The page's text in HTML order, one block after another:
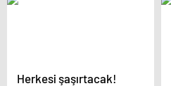
Herkesi şaşırtacak!